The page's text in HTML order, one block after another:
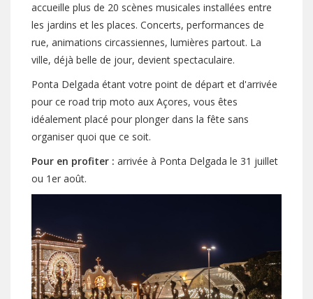
accueille plus de 20 scènes musicales installées entre
les jardins et les places. Concerts, performances de
rue, animations circassiennes, lumières partout. La
ville, déjà belle de jour, devient spectaculaire.
Ponta Delgada étant votre point de départ et d'arrivée
pour ce road trip moto aux Açores, vous êtes
idéalement placé pour plonger dans la fête sans
organiser quoi que ce soit.
Pour en profiter : arrivée à Ponta Delgada le 31 juillet
ou 1er août.